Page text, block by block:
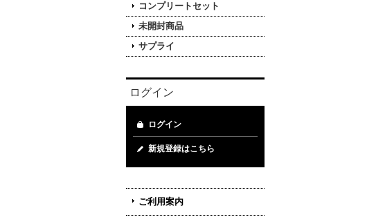
コンプリートセット
未開封商品
サプライ
ログイン
ログイン
新規登録はこちら
ご利用案内